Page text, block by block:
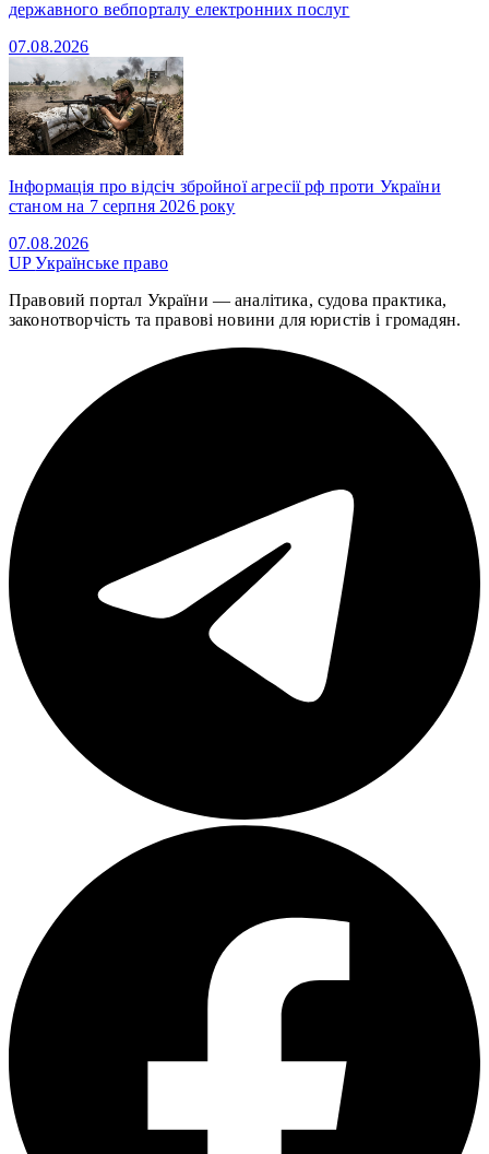
державного вебпорталу електронних послуг
07.08.2026
Інформація про відсіч збройної агресії рф проти України
станом на 7 серпня 2026 року
07.08.2026
UPУкраїнське право
Правовий портал України — аналітика, судова практика,
законотворчість та правові новини для юристів і громадян.